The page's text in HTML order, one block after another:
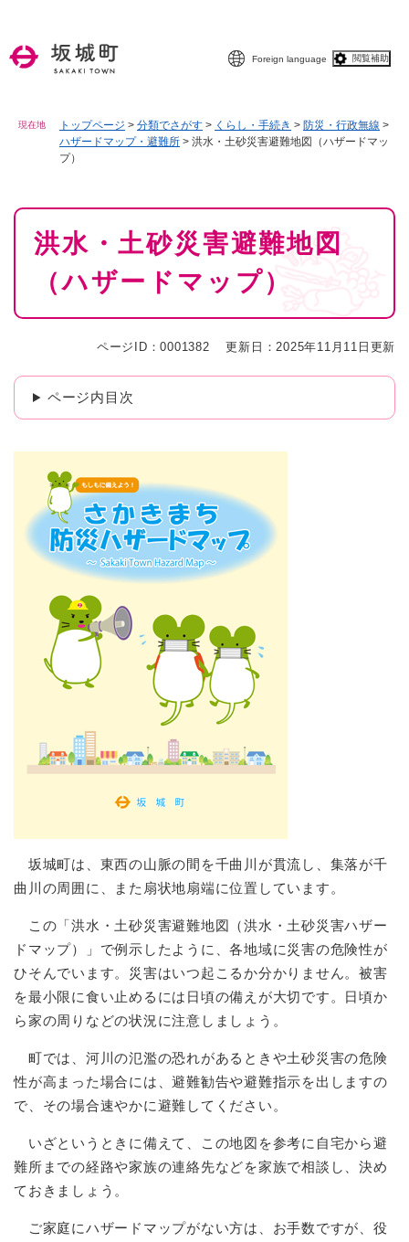
Foreign language 閲覧補助
現在地 トップページ > 分類でさがす > くらし・手続き > 防災・行政無線 >
ハザードマップ・避難所 > 洪水・土砂災害避難地図（ハザードマッ
プ）
本
洪水・土砂災害避難地図
（ハザードマップ）
ページID：0001382 更新日：2025年11月11日更新
ページ内目次
坂城町は、東西の山脈の間を千曲川が貫流し、集落が千
曲川の周囲に、また扇状地扇端に位置しています。
この「洪水・土砂災害避難地図（洪水・土砂災害ハザー
ドマップ）」で例示したように、各地域に災害の危険性が
ひそんでいます。災害はいつ起こるか分かりません。被害
を最小限に食い止めるには日頃の備えが大切です。日頃か
ら家の周りなどの状況に注意しましょう。
町では、河川の氾濫の恐れがあるときや土砂災害の危険
性が高まった場合には、避難勧告や避難指示を出しますの
で、その場合速やかに避難してください。
いざというときに備えて、この地図を参考に自宅から避
難所までの経路や家族の連絡先などを家族で相談し、決め
ておきましょう。
ご家庭にハザードマップがない方は、お手数ですが、役